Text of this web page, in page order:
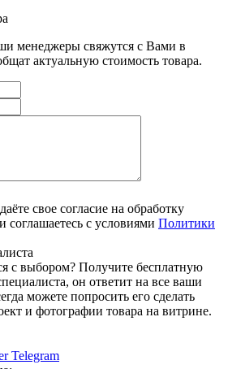
менеджеры свяжутся с Вами в
актуальную стоимость товара.
свое согласие на обработку
с условиями Политики
с выбором? Получите бесплатную
он ответит на все ваши
можете попросить его сделать
и фотографии товара на витрине.
Telegram